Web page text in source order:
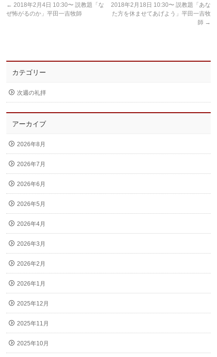
← 2018年2月4日 10:30〜 説教題「な
ぜ怖がるのか」平田一吉牧師
2018年2月18日 10:30〜 説教題「あな
た方を休ませてあげよう」平田一吉牧
師 →
カテゴリー
次週の礼拝
アーカイブ
2026年8月
2026年7月
2026年6月
2026年5月
2026年4月
2026年3月
2026年2月
2026年1月
2025年12月
2025年11月
2025年10月